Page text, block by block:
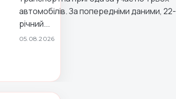
автомобілів. За попередніми даними, 22-
річний...
05.08.2026